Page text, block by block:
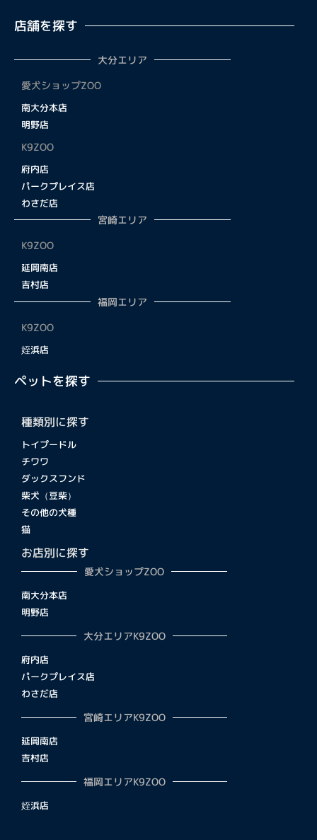
店舗を探す
大分エリア
愛犬ショップZOO
南大分本店
明野店
K9ZOO
府内店
パークプレイス店
わさだ店
宮崎エリア
K9ZOO
延岡南店
吉村店
福岡エリア
K9ZOO
姪浜店
ペットを探す
種類別に探す
トイプードル
チワワ
ダックスフンド
柴犬（豆柴）
その他の犬種
猫
お店別に探す
愛犬ショップZOO
南大分本店
明野店
大分エリアK9ZOO
府内店
パークプレイス店
わさだ店
宮崎エリアK9ZOO
延岡南店
吉村店
福岡エリアK9ZOO
姪浜店